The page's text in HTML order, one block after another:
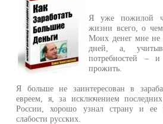
Я уже пожилой
жизни всего, о
Моих денег мне не
дней, а,
потребностей –
прожить.
Я больше не заинтересован в
евреем, я, за исключением
России, хорошо узнал страну и
слабости русских.